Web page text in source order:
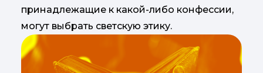
принадлежащие к какой-либо конфессии,
могут выбрать светскую этику.